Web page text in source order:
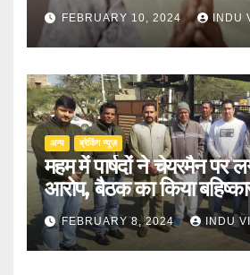
FEBRUARY 10, 2024 INDU
अन्य ब्रेकिंग न्यूज़
महम में पार्षदों ने चेयरमैन पर
आरोप, बैठक का किया
FEBRUARY 8, 2024 INDU